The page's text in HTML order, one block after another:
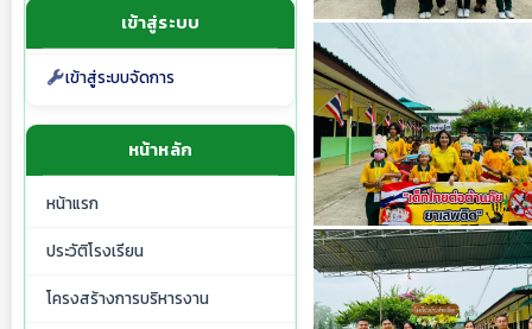
เข้าสู่ระบบ
เข้าสู่ระบบจัดการ
หน้าหลัก
หน้าแรก
ประวัติโรงเรียน
โครงสร้างการบริหารงาน